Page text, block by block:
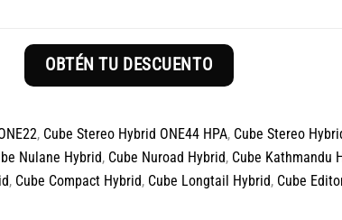
OBTÉN TU DESCUENTO
, Cube Stereo Hybrid ONE44 HPA, Cube Stereo
Nulane Hybrid, Cube Nuroad Hybrid, Cube Kathmandu
, Cube Compact Hybrid, Cube Longtail Hybrid, Cube